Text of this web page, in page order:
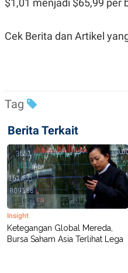
$1,01 menjadi $65,99 per
Cek Berita dan Artikel
Tag
Berita Terkait
Insight
Ketegangan Global Mereda,
Bursa Saham Asia Terlihat Lega